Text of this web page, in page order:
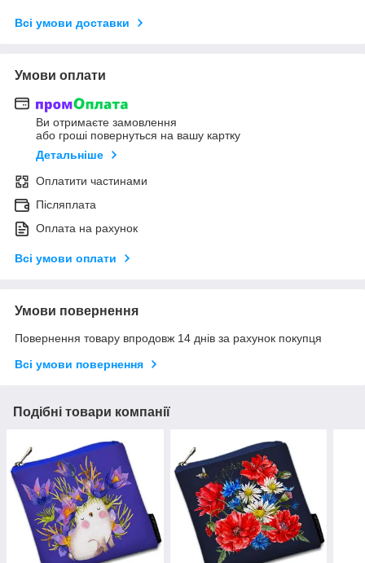
Всі умови доставки
Умови оплати
Ви отримаєте замовлення
або гроші повернуться на вашу картку
Детальніше
Оплатити частинами
Післяплата
Оплата на рахунок
Всі умови оплати
Умови повернення
Повернення товару впродовж 14 днів за рахунок покупця
Всі умови повернення
Подібні товари компанії